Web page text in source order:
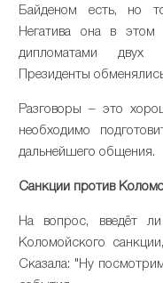
Байденом есть, но
Негатива она в этом
дипломатами двух
Президенты
Разговоры – это
необходимо
дальнейшего общения.
Санкции против
На вопрос, введёт
Коломойского
Сказала: "Ну